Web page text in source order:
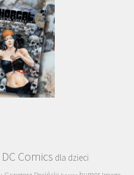
DC Comics dla dzieci